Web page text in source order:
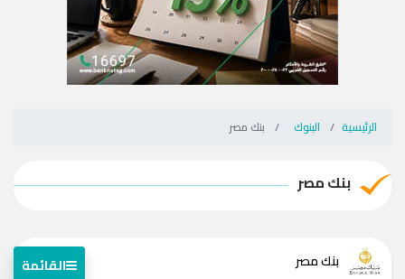
الرئيسية البنوك بنك مصر
بنك مصر
بنك مصر القائمة